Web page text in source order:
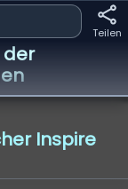
Teilen
der
Inspire